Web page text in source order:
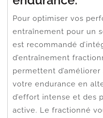
Pour optimiser vos
entraînement pour un
est recommandé
d’entraînement
permettent
votre endurance en
d’effort intense et des
active. Le fractionné